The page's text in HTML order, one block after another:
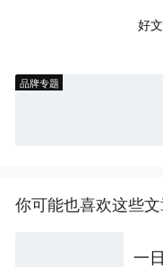
好
品牌专题
你可能也喜欢这些
一